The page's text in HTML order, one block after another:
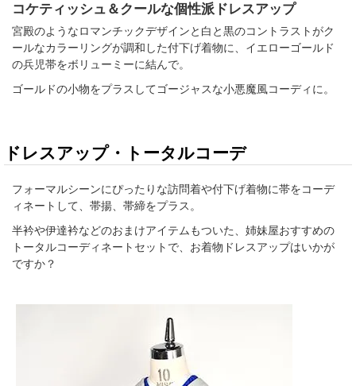
コケティッシュ＆クールな個性派ドレスアップ
宮殿のようなロマンチックデザインと白と黒のコントラストがク
ールなカラーリングが調和した付下げ着物に、イエローゴールド
の兵児帯をボリューミーに結んで。
ゴールドの小物をプラスしてゴージャスな小悪魔風コーディに。
ドレスアップ・トータルコーデ
フォーマルシーンにぴったりな訪問着や付下げ着物に帯をコーデ
ィネートして、帯揚、帯締をプラス。
半衿や伊達衿などのおまけアイテムもついた、姉妹屋おすすめの
トータルコーディネートセットで、お着物ドレスアップはいかが
ですか？